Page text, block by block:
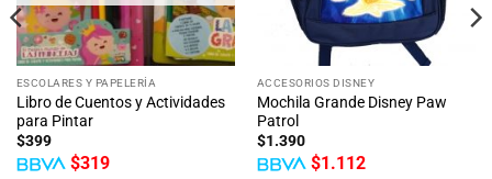
ESCOLARES Y PAPELERÍA
Libro de Cuentos y Actividades
para Pintar
$399
$319
ACCESORIOS DISNEY
Mochila Grande Disney Paw
Patrol
$1.390
$1.112